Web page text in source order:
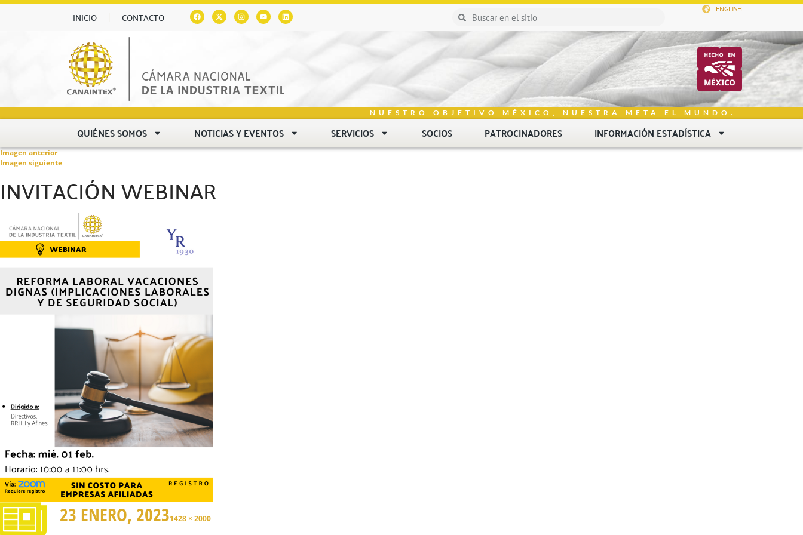
INICIO CONTACTO
ENGLISH
NUESTRO OBJETIVO MÉXICO, NUESTRA META EL MUNDO.
QUIÉNES SOMOS NOTICIAS Y EVENTOS SERVICIOS SOCIOS PATROCINADORES INFORMACIÓN ESTADÍSTICA
Imagen anterior
Imagen siguiente
INVITACIÓN WEBINAR
23 ENERO, 20231428 × 2000